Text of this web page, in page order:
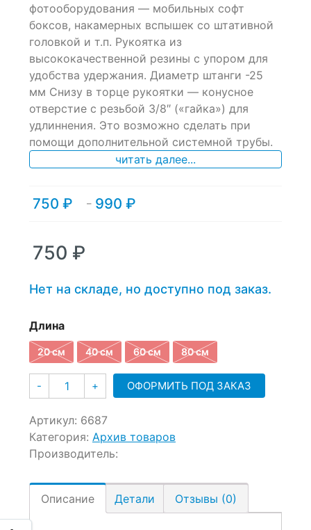
based
on
customer
ratings
фотооборудования — мобильных софт
боксов, накамерных вспышек со штативной
головкой и т.п. Рукоятка из
высококачественной резины с упором для
удобства удержания. Диаметр штанги -25
мм Снизу в торце рукоятки — конусное
отверстие с резьбой 3/8″ («гайка») для
удлиннения. Это возможно сделать при
помощи дополнительной системной трубы.
читать далее...
750 ₽ – 990 ₽
Диапазон
990 ₽
750 ₽
Нет на складе, но доступно под заказ.
Длина
20 см 40 см 60 см 80 см
- Количество
+ ОФОРМИТЬ ПОД ЗАКАЗ
Артикул: 6687
Категория: Архив товаров
Производитель:
Описание Детали Отзывы (0)